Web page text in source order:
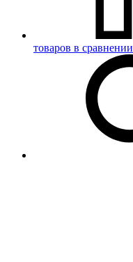
товаров в сравнении